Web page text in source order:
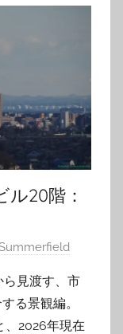
ル20階：
見渡す、市
る景観編。
、2026年現在